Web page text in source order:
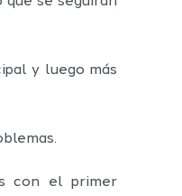
y luego más
con el primer